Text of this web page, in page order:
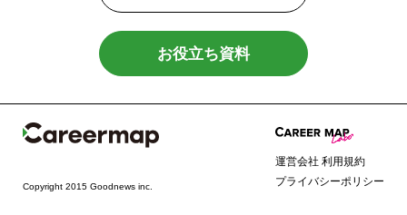
お役立ち資料
Copyright 2015 Goodnews inc.
運営会社 利用規約
プライバシーポリシー